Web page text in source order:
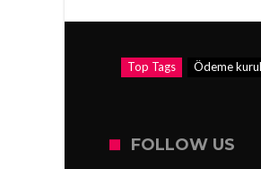
Top Tags Ödeme
FOLLOW US